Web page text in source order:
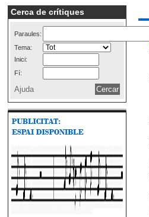
Cerca de crítiques
Paraules:
Tema:
Inici:
Fí:
Ajuda